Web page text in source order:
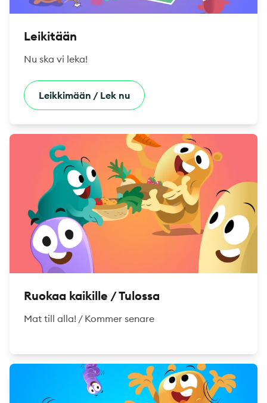
Leikitään
Nu ska vi leka!
Leikkimään / Lek nu
Ruokaa kaikille / Tulossa
Mat till alla! / Kommer senare